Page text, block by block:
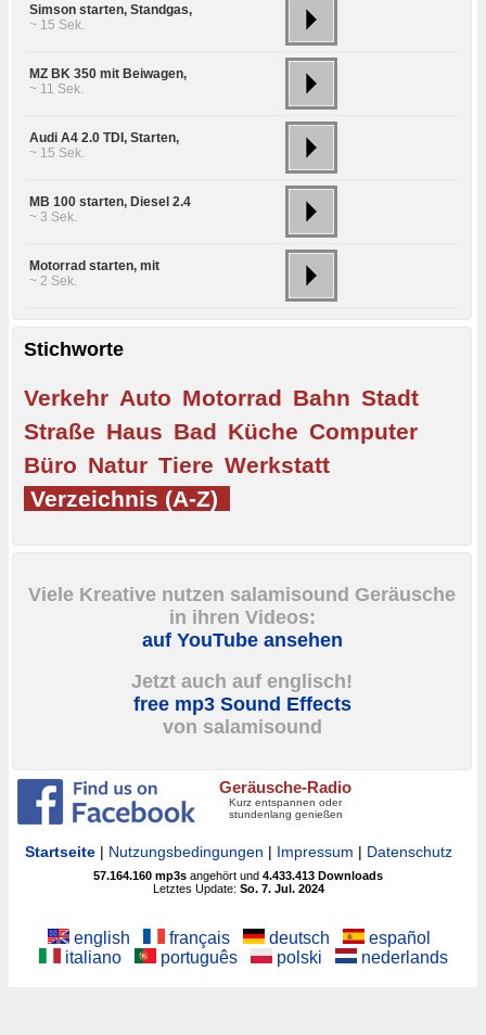
Simson starten, Standgas,
~ 15 Sek.
MZ BK 350 mit Beiwagen,
~ 11 Sek.
Audi A4 2.0 TDI, Starten,
~ 15 Sek.
MB 100 starten, Diesel 2.4
~ 3 Sek.
Motorrad starten, mit
~ 2 Sek.
Stichworte
Verkehr Auto Motorrad Bahn Stadt
Straße Haus Bad Küche Computer
Büro Natur Tiere Werkstatt
Verzeichnis (A-Z)
Viele Kreative nutzen salamisound Geräusche
in ihren Videos:
auf YouTube ansehen
Jetzt auch auf englisch!
free mp3 Sound Effects
von salamisound
Geräusche-Radio
Kurz entspannen oder
stundenlang genießen
Startseite| Nutzungsbedingungen | Impressum | Datenschutz
57.164.160 mp3s angehört und4.433.413 Downloads
Letztes Update: So. 7. Jul. 2024
english français deutsch
español
italiano
português polski nederlands